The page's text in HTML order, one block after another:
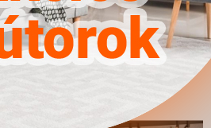
Ugrás a
boltba
Részletek
Butor1.hu